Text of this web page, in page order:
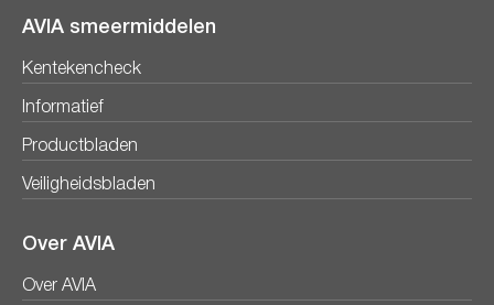
AVIA smeermiddelen
Kentekencheck
Informatief
Productbladen
Veiligheidsbladen
Over AVIA
Over AVIA